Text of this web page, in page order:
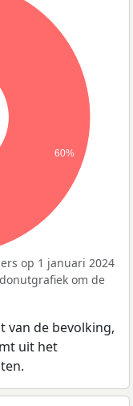
60%
op 1 januari 2024
om de
van de bevolking,
uit het